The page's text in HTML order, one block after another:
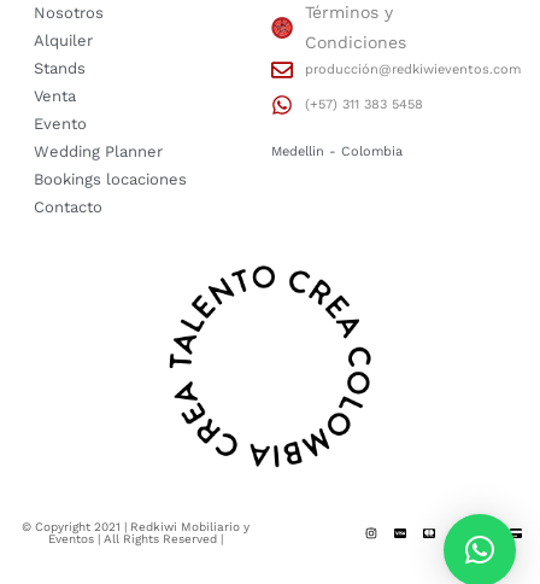
Nosotros
Alquiler
Stands
Venta
Evento
Wedding Planner
Bookings locaciones
Contacto
Términos y
Condiciones
producción@redkiwieventos.com
(+57) 311 383 5458
Medellin - Colombia
© Copyright 2021 | Redkiwi Mobiliario y
Eventos | All Rights Reserved |